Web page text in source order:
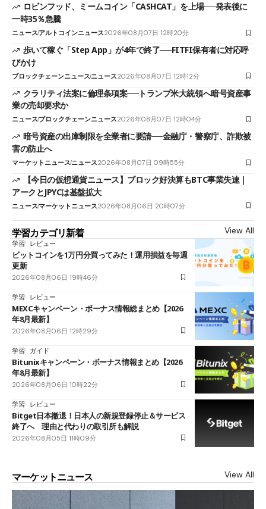
ロビンフッド、ミームコイン「CASHCAT」を上場──発表後に
一時35％急騰
ニュースアルトコインニュース2026年08月07日 12時20分
歩いて稼ぐ「Step App」が4年で終了──FITFI保有者に対応呼
びかけ
ブロックチェーンニュースニュース2026年08月07日 12時12分
クラリティ法案に倫理条項案──トランプ米大統領へ暗号資産事
業の売却要求か
ニュースブロックチェーンニュース2026年08月07日 12時04分
暗号資産の出庫制限を全業者に要請──金融庁・警察庁、詐欺被
害の防止へ
マーケットニュースニュース2026年08月07日 09時55分
【今日の仮想通貨ニュース】ブロック好決算もBTC事業失速｜
アークとJPYCは基盤拡大
ニュースマーケットニュース2026年08月06日 20時07分
学習カテゴリ新着 View All
学習 レビュー
ビットコインを1万円分買ってみた！運用損益を毎週
更新
2026年08月06日 19時46分
学習 レビュー
MEXCキャンペーン・ボーナス情報総まとめ【2026
年8月最新】
2026年08月06日 12時29分
学習 ガイド
Bitunixキャンペーン・ボーナス情報まとめ【2026
年8月最新】
2026年08月06日 10時22分
学習 レビュー
Bitget日本撤退！日本人の新規登録停止＆サービス
終了へ 理由と代わりの取引所も解説
2026年08月05日 11時09分
マーケットニュース View All